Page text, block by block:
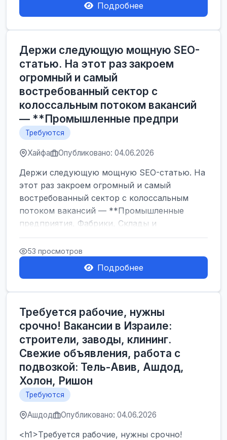
Подробнее
Держи следующую мощную SEO-
статью. На этот раз закроем
огромный и самый
востребованный сектор с
колоссальным потоком вакансий
— **Промышленные предпри
Требуются
Хайфа Опубликовано: 04.06.2026
Держи следующую мощную SEO-статью. На
этот раз закроем огромный и самый
востребованный сектор с колоссальным
потоком вакансий — **Промышленные
предприятия, Фабрики, Склады и
Производственные заводы** ...
53 просмотров
Подробнее
Требуется рабочие, нужны
срочно! Вакансии в Израиле:
строители, заводы, клининг.
Свежие объявления, работа с
подвозкой: Тель-Авив, Ашдод,
Холон, Ришон
Требуются
Ашдод Опубликовано: 04.06.2026
<h1>Требуется рабочие, нужны срочно!